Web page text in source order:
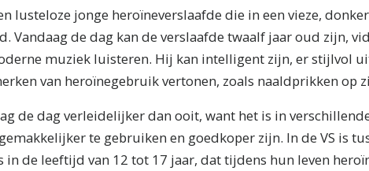
lusteloze jonge heroïneverslaafde die in een vieze,
Vandaag de dag kan de verslaafde twaalf jaar oud zijn,
muziek luisteren. Hij kan intelligent zijn, er stijlvol
van heroïnegebruik vertonen, zoals naaldprikken op
de dag verleidelijker dan ooit, want het is in
te gebruiken en goedkoper zijn. In de VS is
in de leeftijd van 12 tot 17 jaar, dat tijdens hun leven